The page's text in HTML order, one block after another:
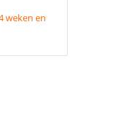
weken en